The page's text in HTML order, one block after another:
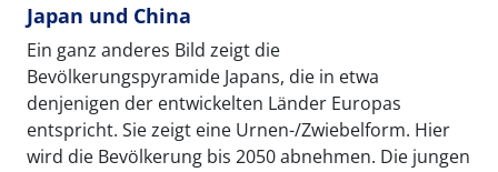
Japan und China
Ein ganz anderes Bild zeigt die
Bevölkerungspyramide Japans, die in etwa
denjenigen der entwickelten Länder Europas
entspricht. Sie zeigt eine Urnen-/Zwiebelform. Hier
wird die Bevölkerung bis 2050 abnehmen. Die jungen